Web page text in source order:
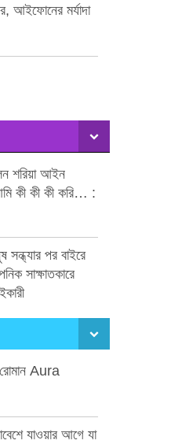
আইফোনের মর্যাদা
শরিয়া আইন
কী কী কী করি… :
সন্ধ্যার পর বাইরে
সাক্ষাতকারে
রোমান Aura
যাওয়ার আগে যা